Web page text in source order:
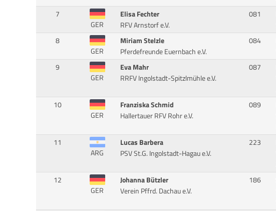
7
GER
Elisa Fechter
RFV Arnstorf e.V.
081
8
GER
Miriam Stelzle
Pferdefreunde Euernbach e.V.
084
9
GER
Eva Mahr
RRFV Ingolstadt-Spitzlmühle e.V.
087
10
GER
Franziska Schmid
Hallertauer RFV Rohr e.V.
089
11
ARG
Lucas Barbera
PSV St.G. Ingolstadt-Hagau e.V.
223
12
GER
Johanna Bützler
Verein Pffrd. Dachau e.V.
186